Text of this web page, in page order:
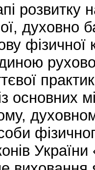
розвитку
духовно
фізичної
основних